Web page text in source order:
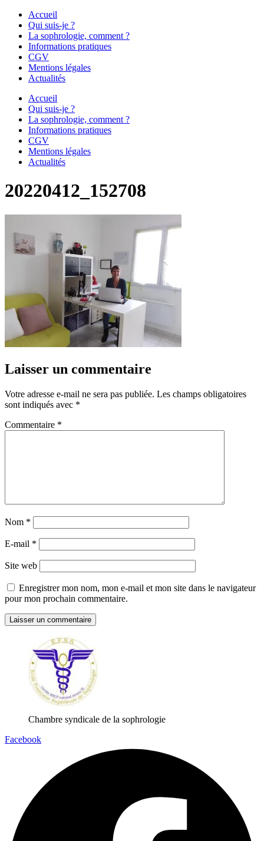
Accueil
Qui suis-je ?
La sophrologie, comment ?
Informations pratiques
CGV
Mentions légales
Actualités
Accueil
Qui suis-je ?
La sophrologie, comment ?
Informations pratiques
CGV
Mentions légales
Actualités
20220412_152708
Laisser un commentaire
Votre adresse e-mail ne sera pas publiée. Les champs obligatoires
sont indiqués avec *
Commentaire *
Nom *
E-mail *
Site web
Enregistrer mon nom, mon e-mail et mon site dans le navigateur
pour mon prochain commentaire.
Chambre syndicale de la sophrologie
Facebook